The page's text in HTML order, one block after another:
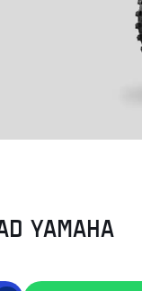
YAMAHA